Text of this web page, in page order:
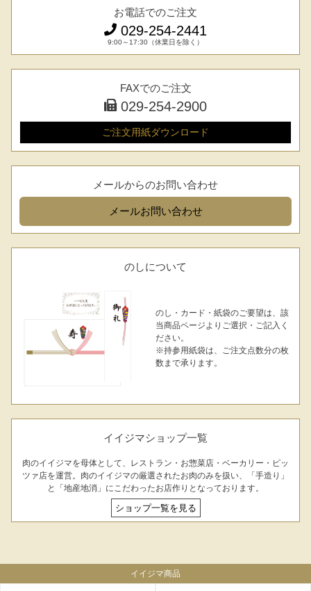
お電話でのご注文
029-254-2441
9:00～17:30（休業日を除く）
FAXでのご注文
029-254-2900
ご注文用紙ダウンロード
メールからのお問い合わせ
メールお問い合わせ
のしについて
のし・カード・紙袋のご要望は、該
当商品ページよりご選択・ご記入く
ださい。
※持参用紙袋は、ご注文点数分の枚
数まで承ります。
イイジマショップ一覧
肉のイイジマを母体として、レストラン・お惣菜店・ベーカリー・ピッ
ツァ店を運営。肉のイイジマの厳選されたお肉のみを扱い、「手造り」
と「地産地消」にこだわったお店作りとなっております。
ショップ一覧を見る
イイジマ商品